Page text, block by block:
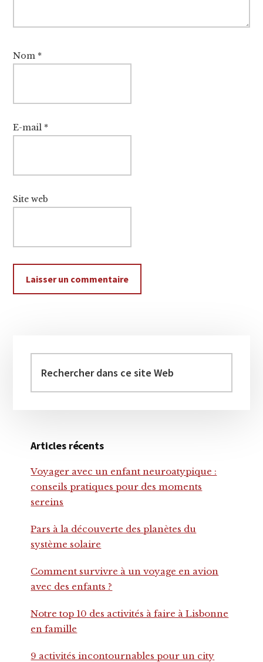
Nom *
E-mail *
Site web
latérale
principale
dans
ce
Articles récents
Voyager avec un enfant neuroatypique :
conseils pratiques pour des moments
sereins
Pars à la découverte des planètes du
système solaire
Comment survivre à un voyage en avion
avec des enfants ?
Notre top 10 des activités à faire à Lisbonne
en famille
9 activités incontournables pour un city